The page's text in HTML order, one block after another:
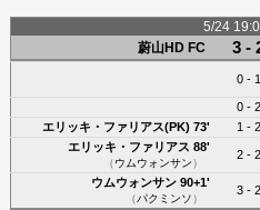
5/24
蔚山HD FC
3 -
0 - 1
0 - 2
エリッキ・ファリアス(PK) 73'
1 - 2
エリッキ・ファリアス 88'
（ウムウォンサン）
2 - 2
ウムウォンサン90+1'
（パクミンソ）
3 - 2